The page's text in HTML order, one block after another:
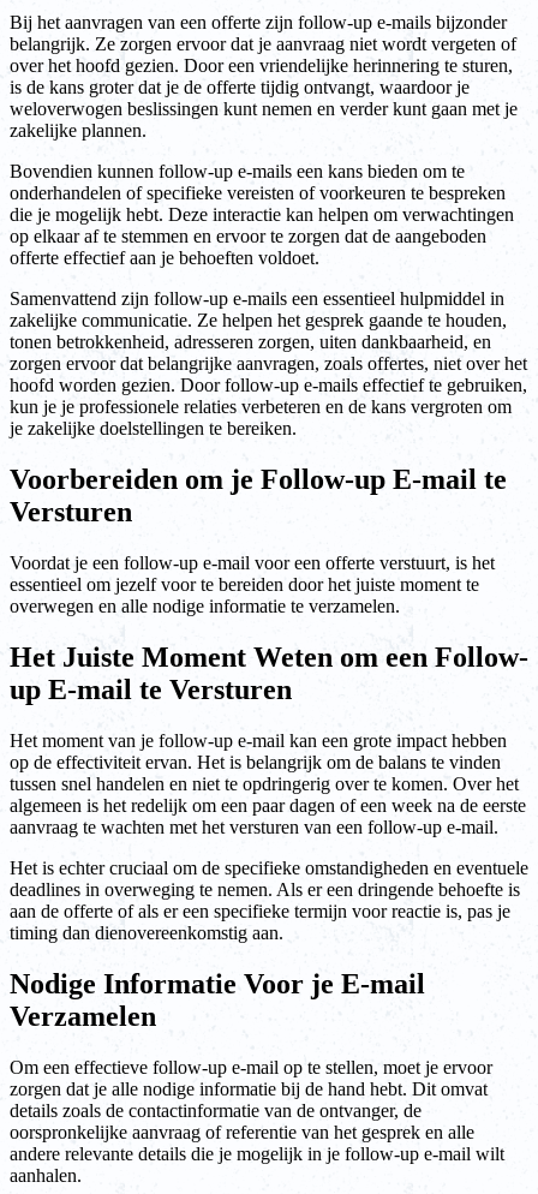
Bij het aanvragen van een offerte zijn follow-up e-mails bijzonder
belangrijk. Ze zorgen ervoor dat je aanvraag niet wordt vergeten of
over het hoofd gezien. Door een vriendelijke herinnering te sturen,
is de kans groter dat je de offerte tijdig ontvangt, waardoor je
weloverwogen beslissingen kunt nemen en verder kunt gaan met je
zakelijke plannen.
Bovendien kunnen follow-up e-mails een kans bieden om te
onderhandelen of specifieke vereisten of voorkeuren te bespreken
die je mogelijk hebt. Deze interactie kan helpen om verwachtingen
op elkaar af te stemmen en ervoor te zorgen dat de aangeboden
offerte effectief aan je behoeften voldoet.
Samenvattend zijn follow-up e-mails een essentieel hulpmiddel in
zakelijke communicatie. Ze helpen het gesprek gaande te houden,
tonen betrokkenheid, adresseren zorgen, uiten dankbaarheid, en
zorgen ervoor dat belangrijke aanvragen, zoals offertes, niet over het
hoofd worden gezien. Door follow-up e-mails effectief te gebruiken,
kun je je professionele relaties verbeteren en de kans vergroten om
je zakelijke doelstellingen te bereiken.
Voorbereiden om je Follow-up E-mail te
Versturen
Voordat je een follow-up e-mail voor een offerte verstuurt, is het
essentieel om jezelf voor te bereiden door het juiste moment te
overwegen en alle nodige informatie te verzamelen.
Het Juiste Moment Weten om een Follow-
up E-mail te Versturen
Het moment van je follow-up e-mail kan een grote impact hebben
op de effectiviteit ervan. Het is belangrijk om de balans te vinden
tussen snel handelen en niet te opdringerig over te komen. Over het
algemeen is het redelijk om een paar dagen of een week na de eerste
aanvraag te wachten met het versturen van een follow-up e-mail.
Het is echter cruciaal om de specifieke omstandigheden en eventuele
deadlines in overweging te nemen. Als er een dringende behoefte is
aan de offerte of als er een specifieke termijn voor reactie is, pas je
timing dan dienovereenkomstig aan.
Nodige Informatie Voor je E-mail
Verzamelen
Om een effectieve follow-up e-mail op te stellen, moet je ervoor
zorgen dat je alle nodige informatie bij de hand hebt. Dit omvat
details zoals de contactinformatie van de ontvanger, de
oorspronkelijke aanvraag of referentie van het gesprek en alle
andere relevante details die je mogelijk in je follow-up e-mail wilt
aanhalen.